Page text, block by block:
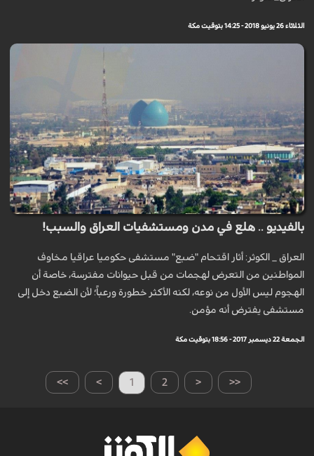
الثلاثاء 26 يونيو 2018 - 14:25 بتوقيت مكة
بالفيديو .. هلع في مدن ومستشفيات العراق والسبب!
العراق _ الكوثر: أثار اقتحام "ضبع" مستشفى حكوميا عراقيا مخاوف
المواطنين من التعرض لهجمات من قبل حيوانات مفترسة، خاصة أن
الهجوم ليس الأول من نوعه، لكنه الأكثر خطورة ورعباً؛ لأن الضبع دخل إلى
مستشفى يفترض أنه مؤمن.
الجمعة 22 ديسمبر 2017 - 18:56 بتوقيت مكة
>> > 1 2 < <<